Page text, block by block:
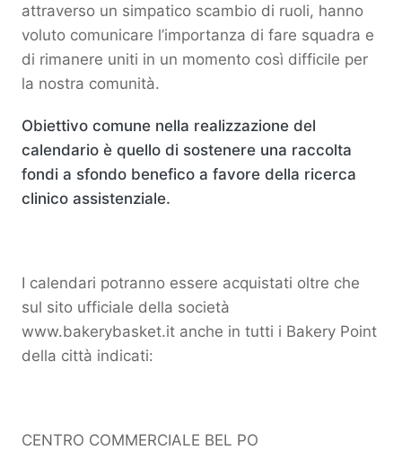
attraverso un simpatico scambio di ruoli, hanno
voluto comunicare l’importanza di fare squadra e
di rimanere uniti in un momento così difficile per
la nostra comunità.
Obiettivo comune nella realizzazione del
calendario è quello di sostenere una raccolta
fondi a sfondo benefico a favore della ricerca
clinico assistenziale.
I calendari potranno essere acquistati oltre che
sul sito ufficiale della società
www.bakerybasket.it anche in tutti i Bakery Point
della città indicati:
CENTRO COMMERCIALE BEL PO